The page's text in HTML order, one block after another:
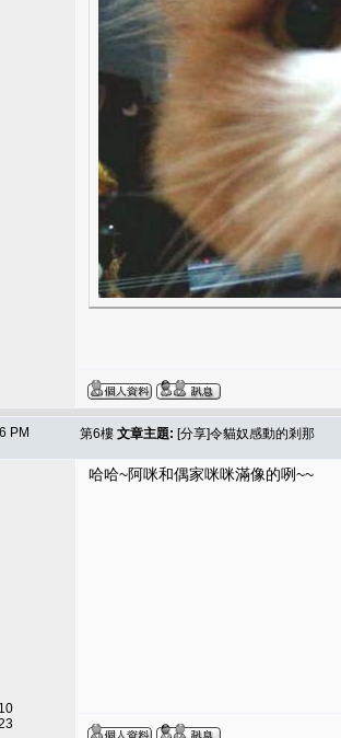
PM 第6樓 文章主題: [分享]令貓奴感動的剎那
哈哈~阿咪和偶家咪咪滿像的咧~~